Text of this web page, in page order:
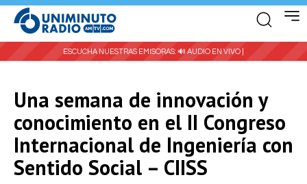
ESCUCHA NUESTRAS EMISORAS: 🔊 AUDIO EN VIVO |
Una semana de innovación y
conocimiento en el II Congreso
Internacional de Ingeniería con
Sentido Social – CIISS